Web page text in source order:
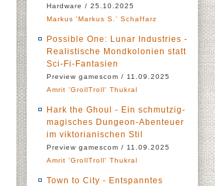
Hardware / 25.10.2025
Markus 'Markus S.' Schaffarz
Possible One: Lunar Industries -
Realistische Mondkolonien statt
Sci-Fi-Fantasien
Preview gamescom / 11.09.2025
Amrit 'GrollTroll' Thukral
Hark the Ghoul - Ein schmutzig-
magisches Dungeon-Abenteuer
im viktorianischen Stil
Preview gamescom / 11.09.2025
Amrit 'GrollTroll' Thukral
Town to City - Entspanntes